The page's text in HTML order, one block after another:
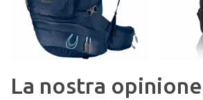
La nostra opinione